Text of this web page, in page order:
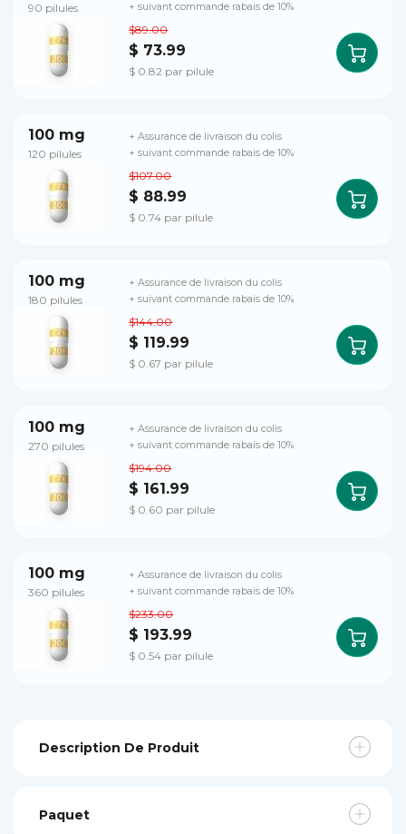
90 pilules
$89.00
$ 73.99
$ 0.82 par pilule
+ suivant commande rabais de 10%
100 mg
120 pilules
$107.00
$ 88.99
$ 0.74 par pilule
+ Assurance de livraison du colis
+ suivant commande rabais de 10%
100 mg
180 pilules
$144.00
$ 119.99
$ 0.67 par pilule
+ Assurance de livraison du colis
+ suivant commande rabais de 10%
100 mg
270 pilules
$194.00
$ 161.99
$ 0.60 par pilule
+ Assurance de livraison du colis
+ suivant commande rabais de 10%
100 mg
360 pilules
$233.00
$ 193.99
$ 0.54 par pilule
+ Assurance de livraison du colis
+ suivant commande rabais de 10%
Description De Produit
Paquet